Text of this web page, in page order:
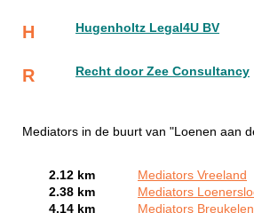
H Hugenholtz Legal4U BV
R Recht door Zee Consultancy
Mediators in de buurt van "Loenen aan
2.12 km
Mediators Vreeland
2.38 km
Mediators
4.14 km
Mediators Breukelen